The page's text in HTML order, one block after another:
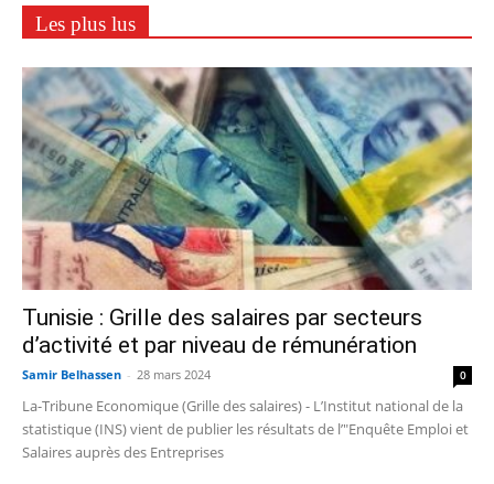
Les plus lus
Tunisie : Grille des salaires par secteurs
d’activité et par niveau de rémunération
Samir Belhassen - 28 mars 2024 0
La-Tribune Economique (Grille des salaires) - L’Institut national de la
statistique (INS) vient de publier les résultats de l’"Enquête Emploi et
Salaires auprès des Entreprises